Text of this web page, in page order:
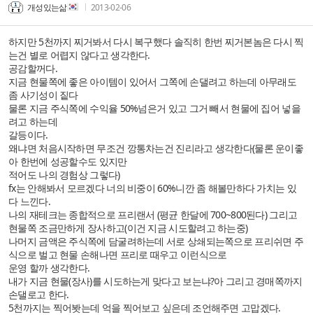
개성있는삶 2013-02-06
하지만 5천까지 찌거봐서 다시 복구했다 솔직히 한번 찌거본놈은 다시 찍
는건 별로 어렵지 않다고 생각한다.
공감할꺼다.
지금 현물쪽에 좋은 아이템이 있어서 그쪽에 손댈려고 하는데 아무래도
좀 사기성이 짙다
물론 지금 주식쪽에 수익율 50%넘은거 있고 그거 빼서 현물에 집어 넣을
려고 하는데
갈등이다.
왜냐면 처음시작하면 무조건 깡통차는건 진리라고 생각한다(물론 운이좋
아 한번에 성공할수도 있지만
적어도 나의 경험상 그렇다)
fx는 안해봐서 모르겠다 너의 비중이 60%니깐 좀 해볼만하다 가치는 있
다 느낀다.
나의 재테크는 종합적으로 프리랜서 (평균 한달에 700~800된다) 그리고
현물쪽 조금만하게 장사하고(이건 지금 시도할려고 하는중)
나머지 금액은 주식쪽에 담굴려하는데 서로 상쇄되는쪽으로 프리쉬면 주
식으로 벌고 현물 손해나면 프리로 때우고 이런식으로
운영 할까 생각한다.
내가 지금 현물(장사)를 시도하는게 맞다고 보는냐?아 그리고 경매쪽까지
손댈로고 한다.
5천까지는 찍어봣는데 억을 찍어보고 싶은데 조언해주면 고맙겠다.